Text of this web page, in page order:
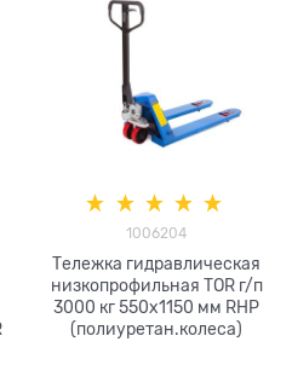
1006204
Тележка гидравлическая
низкопрофильная TOR г/п
3000 кг 550х1150 мм RHP
(полиуретан.колеса)